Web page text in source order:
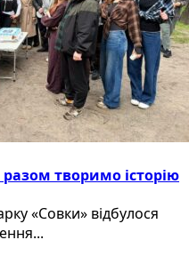
творимо історію
«Совки» відбулося